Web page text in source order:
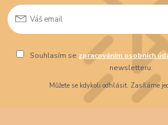
Souhlasím se zpracováním osobních
newsletteru.
Můžete se kdykoli odhlásit. Zasíláme